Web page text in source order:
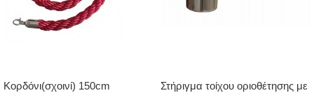
Kορδόνι(σχοινί) 150cm
Στήριγμα τοίχου οριοθέτησης με